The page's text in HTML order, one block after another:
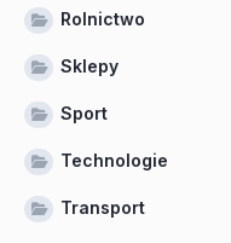
Rolnictwo
Sklepy
Sport
Technologie
Transport